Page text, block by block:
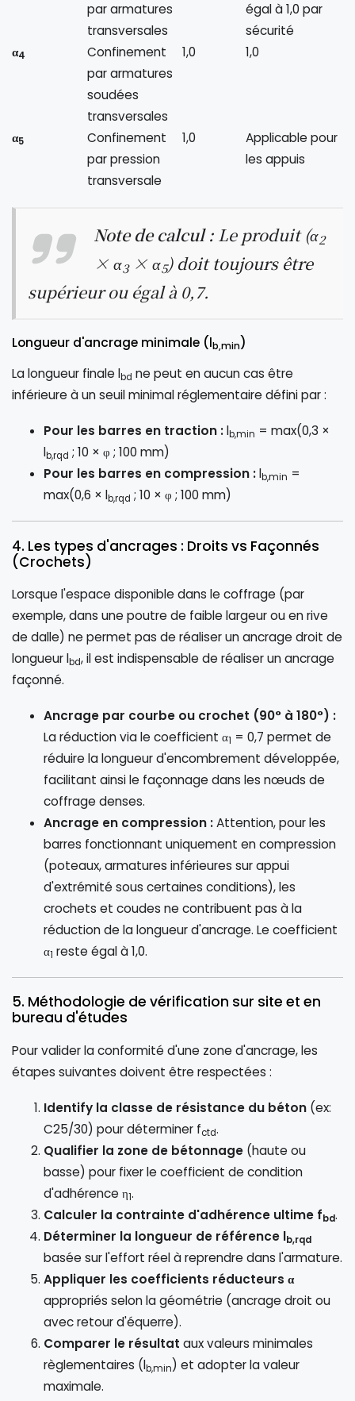
par armatures
transversales
égal à 1,0 par
sécurité
α4
Confinement
par armatures
soudées
transversales
1,0 1,0
α5
Confinement
par pression
transversale
1,0
Applicable pour
les appuis
Note de calcul : Le produit (α2
× α3× α5) doit toujours être
supérieur ou égal à 0,7.
Longueur d'ancrage minimale (lb,min)
La longueur finale lbd ne peut en aucun cas être
inférieure à un seuil minimal réglementaire défini par :
Pour les barres en traction :lb,min = max(0,3 ×
lb,rqd ; 10 × φ ; 100 mm)
Pour les barres en compression :lb,min =
max(0,6 × lb,rqd ; 10 × φ ; 100 mm)
4. Les types d'ancrages : Droits vs Façonnés
(Crochets)
Lorsque l'espace disponible dans le coffrage (par
exemple, dans une poutre de faible largeur ou en rive
de dalle) ne permet pas de réaliser un ancrage droit de
longueur lbd, il est indispensable de réaliser un ancrage
façonné.
Ancrage par courbe ou crochet (90° à 180°) :
La réduction via le coefficient α1 = 0,7 permet de
réduire la longueur d'encombrement développée,
facilitant ainsi le façonnage dans les nœuds de
coffrage denses.
Ancrage en compression :Attention, pour les
barres fonctionnant uniquement en compression
(poteaux, armatures inférieures sur appui
d'extrémité sous certaines conditions), les
crochets et coudes ne contribuent pas à la
réduction de la longueur d'ancrage. Le coefficient
α1 reste égal à 1,0.
5. Méthodologie de vérification sur site et en
bureau d'études
Pour valider la conformité d'une zone d'ancrage, les
étapes suivantes doivent être respectées :
Identify la classe de résistance du béton (ex:
C25/30) pour déterminer fctd.
Qualifier la zone de bétonnage (haute ou
basse) pour fixer le coefficient de condition
d'adhérence η1.
Calculer la contrainte d'adhérence ultime fbd.
Déterminer la longueur de référence lb,rqd
basée sur l'effort réel à reprendre dans l'armature.
Appliquer les coefficients réducteurs α
appropriés selon la géométrie (ancrage droit ou
avec retour d'équerre).
Comparer le résultat aux valeurs minimales
règlementaires (lb,min) et adopter la valeur
maximale.